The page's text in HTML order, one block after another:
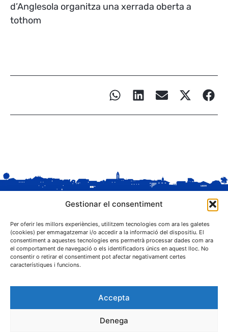
Gestionar el consentiment
Per oferir les millors experiències, utilitzem tecnologies com ara les galetes
(cookies) per emmagatzemar i/o accedir a la informació del dispositiu. El
consentiment a aquestes tecnologies ens permetrà processar dades com ara
el comportament de navegació o els identificadors únics en aquest lloc. No
consentir o retirar el consentiment pot afectar negativament certes
característiques i funcions.
Accepta
Denega
d’Anglesola organitza una xerrada oberta a
tothom
C. Sant Josep, 1
25243 El Palau d'Anglesola (Pla d'Urgell)